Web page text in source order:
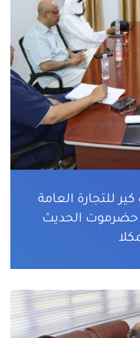
للتجارة العامة
حضرموت الحديث